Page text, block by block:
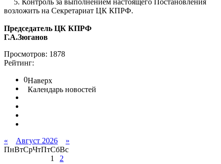
5. Контроль за выполнением настоящего Постановления
возложить на Секретариат ЦК КПРФ.
Председатель ЦК КПРФ
Г.А.Зюганов
Просмотров: 1878
Рейтинг:
0Наверх
Календарь новостей
« Август 2026
»
ПнВтСрЧтПтСбВс
1
2